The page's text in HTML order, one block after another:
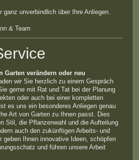
ganz unverbindlich über Ihre Anliegen.
& Team
Garten verändern oder neu
wir Sie herzlich zu einem Gespräch
gerne mit Rat und Tat bei der Planung
oder auch bei einer kompletten
es uns ein besonderes Anliegen genau
Art von Garten zu Ihnen passt. Dies
Stil, die Pflanzenwahl und die Aufteilung
auch den zukünftigen Arbeits- und
geben Ihnen innovative Ideen, schöpfen
und führen unsere Arbeit